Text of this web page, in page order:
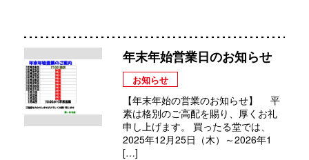
年末年始営業日のお知らせ
お知らせ
【年末年始の営業のお知らせ】 平
素は格別のご高配を賜り、厚くお礼
申し上げます。 買ったる堂では、
2025年12月25日（木）～2026年1
[…]